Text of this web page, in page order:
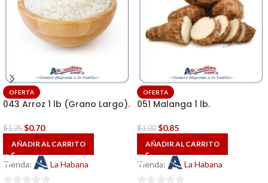
OFERTA
043 Arroz 1 lb (Grano Largo).
$1.25 $0.70
AÑADIR AL CARRITO
Tienda: La Habana
OFERTA
051 Malanga 1 lb.
$1.00 $0.85
AÑADIR AL CARRITO
Tienda: La Habana